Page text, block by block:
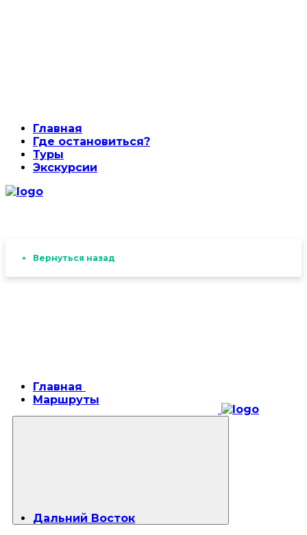
Главная
Где остановиться?
Туры
Экскурсии
Вернуться назад
Главная
Маршруты
Дальний Восток